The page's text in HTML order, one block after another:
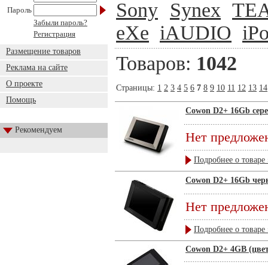
Пароль
Забыли пароль?
Регистрация
Размещение товаров
Реклама на сайте
О проекте
Помощь
Рекомендуем
Sony Synex
eXe iAUDIO
Товаров: 1042
Страницы: 1 2 3 4 5 6 7 8 9 10 11 12 13 14
Cowon D2+ 16Gb
Нет
Подробнее о товаре
Cowon D2+ 16Gb
Нет
Подробнее о товаре
Cowon D2+ 4GB